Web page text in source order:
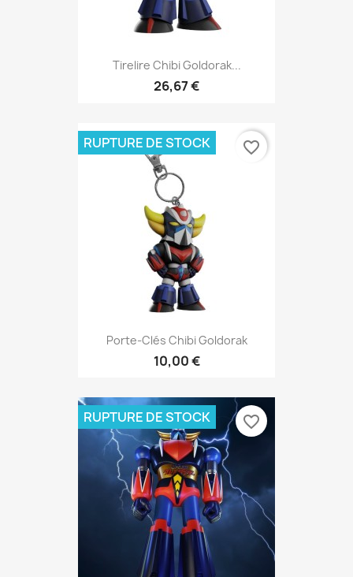
Tirelire Chibi Goldorak...
26,67 €
Porte-Clés Chibi Goldorak
10,00 €
RUPTURE DE STOCK favorite_border
RUPTURE DE STOCK favorite_border